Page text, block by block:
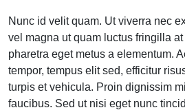
Nunc id velit quam. Ut viverra nec
vel magna ut quam luctus fringilla
pharetra eget metus a elementum.
tempor, tempus elit sed, efficitur
turpis et vehicula. Proin dignissim
faucibus. Sed ut nisi eget nunc